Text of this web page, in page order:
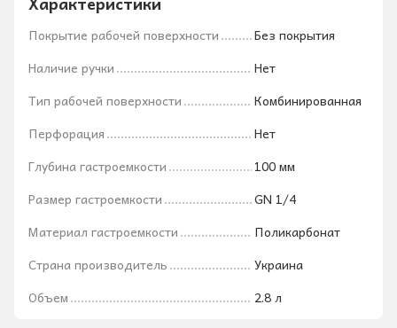
Покрытие рабочей поверхности
Без покрытия
Наличие ручки
Нет
Тип рабочей поверхности
Комбинированная
Перфорация
Нет
Глубина гастроемкости
100 мм
Размер гастроемкости
GN 1/4
Материал гастроемкости
Поликарбонат
Страна производитель
Украина
Объем
2.8 л